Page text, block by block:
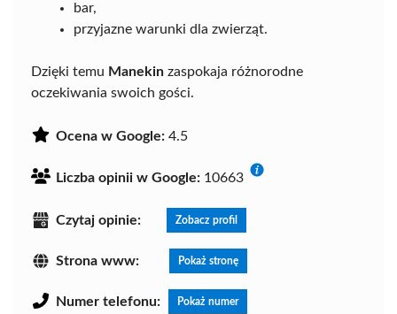
bar,
przyjazne warunki dla zwierząt.
Dzięki temu Manekin zaspokaja różnorodne
oczekiwania swoich gości.
Ocena w Google: 4.5
Liczba opinii w Google: 10663
Czytaj opinie: Zobacz profil
Strona www: Pokaż stronę
Numer telefonu: Pokaż numer